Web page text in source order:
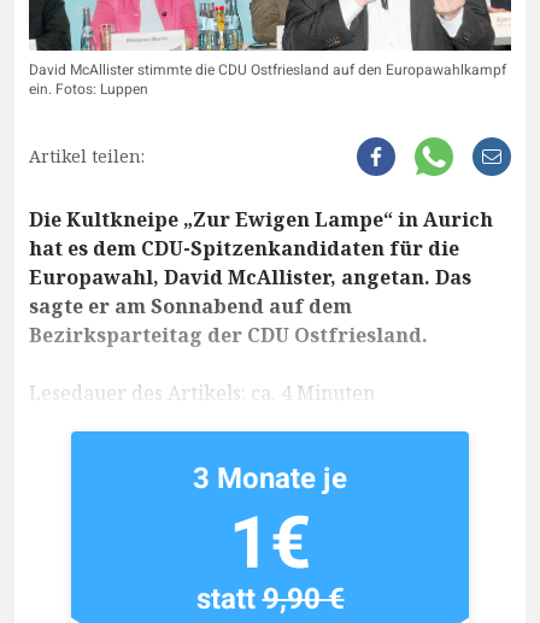
David McAllister stimmte die CDU Ostfriesland auf den Europawahlkampf
ein. Fotos: Luppen
Artikel teilen:
Die Kultkneipe „Zur Ewigen Lampe“ in Aurich
hat es dem CDU-Spitzenkandidaten für die
Europawahl, David McAllister, angetan. Das
sagte er am Sonnabend auf dem
Bezirksparteitag der CDU Ostfriesland.
Lesedauer des Artikels: ca. 4 Minuten
3 Monate je
1€
statt9,90 €